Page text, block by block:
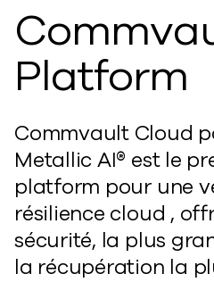
Platform
Commvault Cloud
Metallic AI® est le
platform pour une
résilience cloud ,
sécurité, la plus
la récupération la